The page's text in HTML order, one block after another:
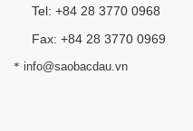
Tel: +84 28 3770 0968
Fax: +84 28 3770 0969
* info@saobacdau.vn